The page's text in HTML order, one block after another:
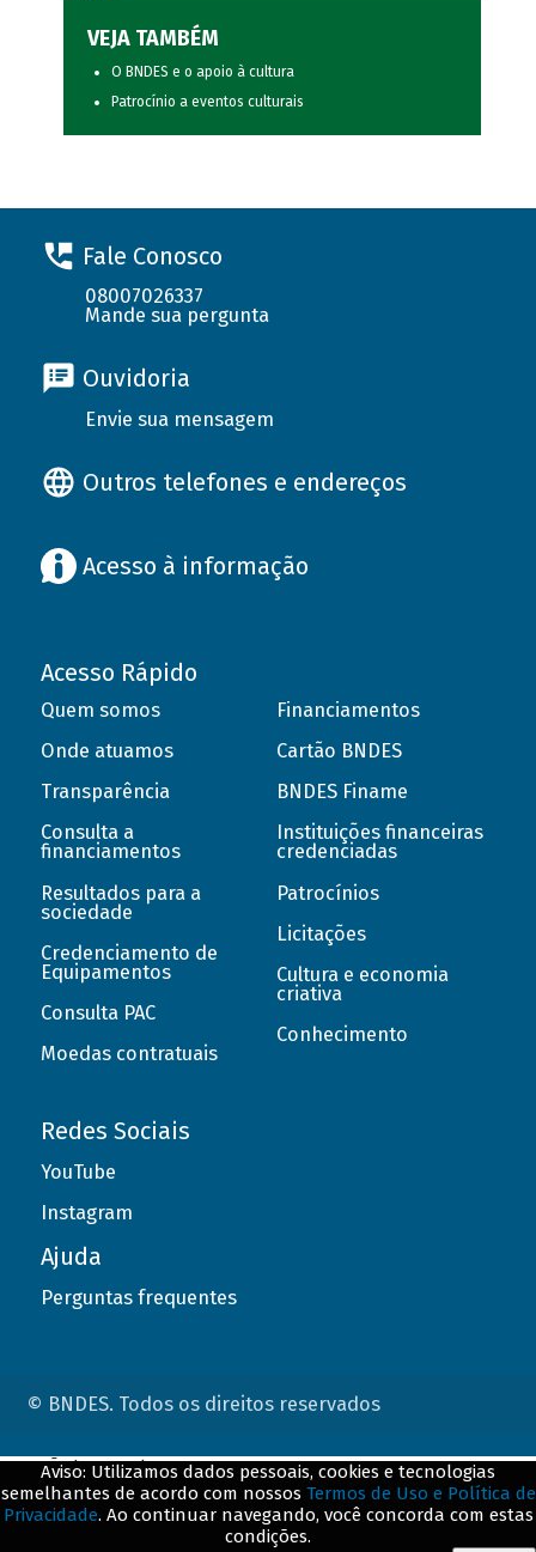
VEJA TAMBÉM
O BNDES e o apoio à cultura
Patrocínio a eventos culturais
Fale Conosco
08007026337
Mande sua pergunta
Ouvidoria
Envie sua mensagem
Outros telefones e endereços
Acesso à informação
Acesso Rápido
Quem somos
Onde atuamos
Transparência
Consulta a
financiamentos
Resultados para a
sociedade
Credenciamento de
Equipamentos
Consulta PAC
Moedas contratuais
Financiamentos
Cartão BNDES
BNDES Finame
Instituições financeiras
credenciadas
Patrocínios
Licitações
Cultura e economia
criativa
Conhecimento
Redes Sociais
YouTube
Instagram
Ajuda
Perguntas frequentes
© BNDES. Todos os direitos reservados
Aviso: Utilizamos dados pessoais, cookies e tecnologias
semelhantes de acordo com nossos Termos de Uso e Política de
Privacidade. Ao continuar navegando, você concorda com estas
condições.
ConteÃºdo complementar
${title}${badge}